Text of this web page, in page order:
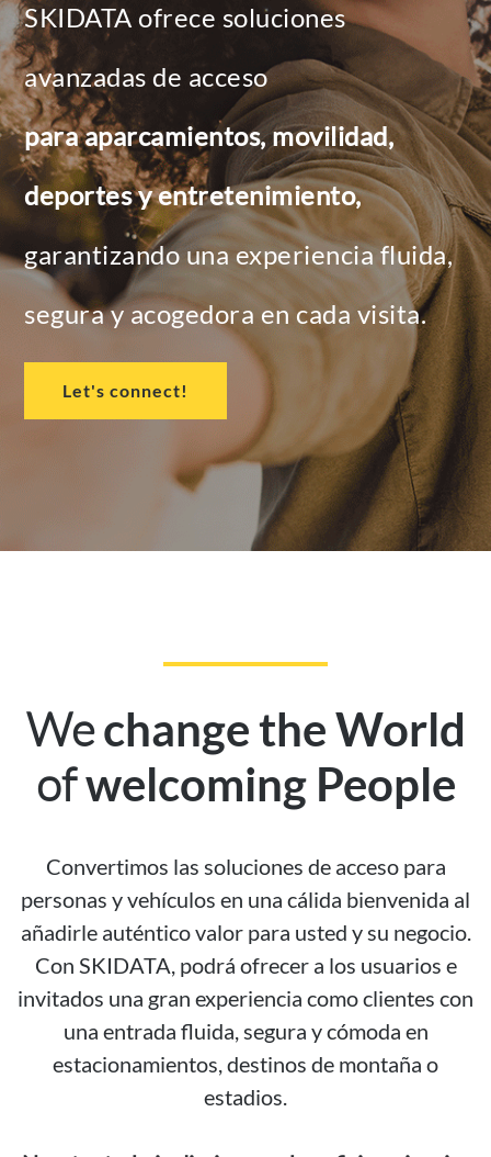
SKIDATA ofrece soluciones
avanzadas de acceso
para aparcamientos, movilidad,
deportes y entretenimiento,
garantizando una experiencia fluida,
segura y acogedora en cada visita.
Let's connect!
Wechange the World
ofwelcoming People
Convertimos las soluciones de acceso para
personas y vehículos en una cálida bienvenida al
añadirle auténtico valor para usted y su negocio.
Con SKIDATA, podrá ofrecer a los usuarios e
invitados una gran experiencia como clientes con
una entrada fluida, segura y cómoda en
estacionamientos, destinos de montaña o
estadios.